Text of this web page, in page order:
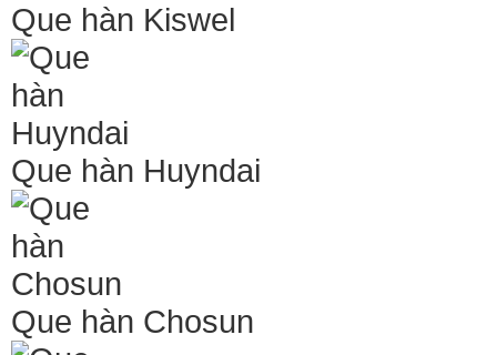
Que hàn Kiswel
Que hàn Huyndai
Que hàn Chosun